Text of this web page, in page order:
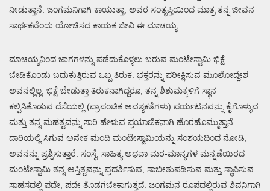
ನೀಡುತ್ತಾನೆ. ಜಂಗಮನಿಗಾಗಿ ಕಾಯುತ್ತಾ, ಅವರ ಸಂತೃಪ್ತಿಯಿಂದ ಮಾತ್ರ ತನ್ನ ಜೀವನ
ಸಾರ್ಥಕವೆಂದು ಯೋಚಿಸದ ಕಾಯಕ ಜೀವಿ ಈ ಮಾಚಯ್ಯ.
ಮಾಚಯ್ಯನಿಂದ ಜಾಗಗಳನ್ನು ಪಡೆದುಕೊಳ್ಳಲು ಬರುವ ಮಂಟೇಸ್ವಾಮಿ ಭಿಕ್ಷೆ
ಬೇಡಿಕೊಂಡು ಬದುಕುತ್ತಿರುವ ಒಬ್ಬ ತಿರುಕ. ಭಕ್ತರನ್ನು ಪರೀಕ್ಷಿಸುವ ಮೂಲೋದ್ದೇಶ
ಅವನಲ್ಲಿಲ್ಲ. ಭಿಕ್ಷೆ ಬೇಡುತ್ತಾ ತಿರುಕನಾಗಿದ್ದರೂ, ತನ್ನ ಶಿಶುಮಕ್ಕಳಿಗೆ ಸ್ಥಾನ
ಕಲ್ಪಿಸಿಕೊಡುವ ದೆಸೆಯಲ್ಲಿ (ಪ್ರಾಪಂಚಿಕ ಅವಶ್ಯಕತೆಗಳು) ಪರ್ಯಟನವನ್ನು ಕೈಗೊಳ್ಳುವ
ಮತ್ತು ತನ್ನ ಮಹತ್ವವನ್ನು ಸಾರಿ ಹೇಳುವ ಪ್ರಯಾಣಿಕನಾಗಿ ಹೊರಹೊಮ್ಮುತ್ತಾನೆ.
ದಾರಿಯಲ್ಲಿ ಸಿಗುವ ಅನೇಕ ಮಂದಿ ಮಂಟೇಸ್ವಾಮಿಯನ್ನು ಸಂಶಯದಿಂದ ನೋಡಿ,
ಅವನನ್ನು ಪ್ರಶ್ನಿಸುತ್ತಾರೆ. ಸಂಸ್ಥೆ, ಸಾಹಿತ್ಯ ಅಥವಾ ಮಠ-ಮಾನ್ಯಗಳ ಮನ್ನಣೆಯಿರದ
ಮಂಟೇಸ್ವಾಮಿ ತನ್ನ ಅಸ್ತಿತ್ವವನ್ನು ಪ್ರದರ್ಶಿಸುವ, ಸಾಬೀತುಪಡಿಸುವ ಮತ್ತು ಸ್ಥಾಪಿಸುವ
ಸಾಹಸದಲ್ಲಿ ಪದೇ, ಪದೇ ತೊಡಗಬೇಕಾಗುತ್ತದೆ. ಜಂಗಮನ ರೂಪದಲ್ಲಿರುವ ಶಿವನಿಗಾಗಿ